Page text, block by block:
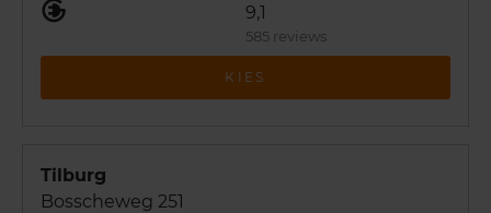
9,1
585 reviews
KIES
Tilburg
Bosscheweg 251